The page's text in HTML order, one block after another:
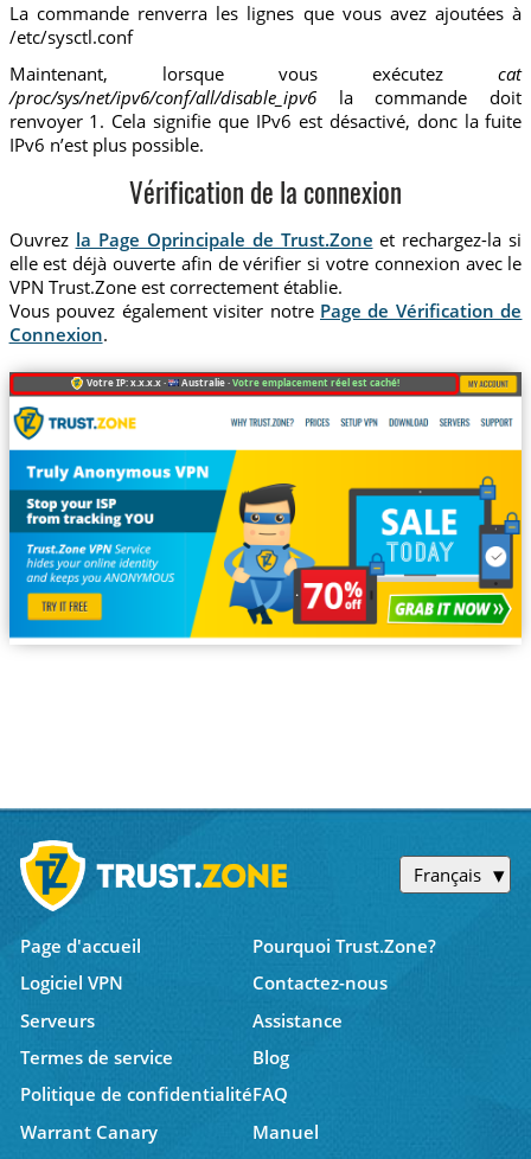
La commande renverra les lignes que vous avez ajoutées à
/etc/sysctl.conf
Maintenant, lorsque vous exécutezcat
/proc/sys/net/ipv6/conf/all/disable_ipv6la commande doit
renvoyer 1. Cela signifie que IPv6 est désactivé, donc la fuite
IPv6 n’est plus possible.
Vérification de la connexion
Ouvrez la Page Oprincipale de Trust.Zone et rechargez-la si
elle est déjà ouverte afin de vérifier si votre connexion avec le
VPN Trust.Zone est correctement établie.
Vous pouvez également visiter notre Page de Vérification de
Connexion.
Votre IP: x.x.x.x · Australie ·Votre emplacement réel est caché!
Français
Page d'accueil
Pourquoi Trust.Zone?
Logiciel VPN
Contactez-nous
Serveurs
Assistance
Termes de service
Blog
Politique de confidentialitéFAQ
Warrant Canary
Manuel